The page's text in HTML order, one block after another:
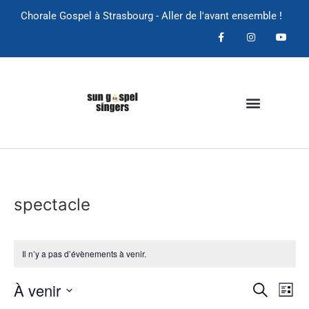
Chorale Gospel à Strasbourg - Aller de l'avant ensemble !
spectacle
Il n’y a pas d’évènements à venir.
Recherche
Liste
À venir